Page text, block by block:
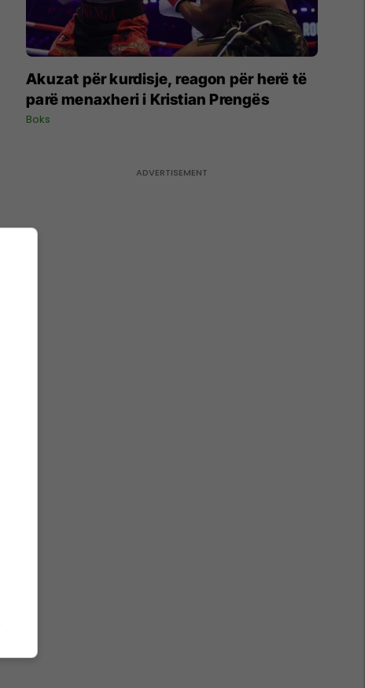
Akuzat për kurdisje, reagon për herë të
parë menaxheri i Kristian Prengës
Boks